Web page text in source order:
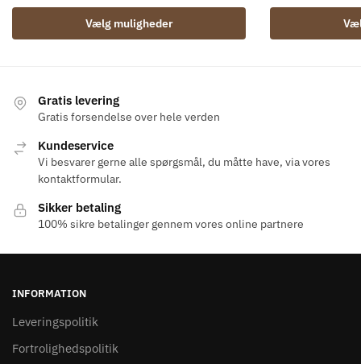
Vælg muligheder
vare
varianter.
Mulighederne
vælges
vare
Gratis levering
Gratis forsendelse over hele verden
Kundeservice
Vi besvarer gerne alle spørgsmål, du måtte have, via vores
kontaktformular.
Sikker betaling
100% sikre betalinger gennem vores online partnere
INFORMATION
Leveringspolitik
Fortrolighedspolitik